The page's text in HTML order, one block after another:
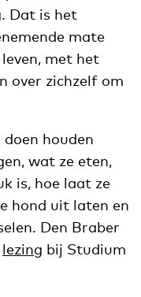
Dat is het
mate
met het
over zichzelf om
houden
wat ze eten,
is, hoe laat ze
hond uit laten en
Den Braber
lezing bij Studium